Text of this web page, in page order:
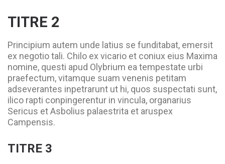
TITRE 2
Principium autem unde latius se funditabat, emersit
ex negotio tali. Chilo ex vicario et coniux eius Maxima
nomine, questi apud Olybrium ea tempestate urbi
praefectum, vitamque suam venenis petitam
adseverantes inpetrarunt ut hi, quos suspectati sunt,
ilico rapti conpingerentur in vincula, organarius
Sericus et Asbolius palaestrita et aruspex
Campensis.
TITRE 3